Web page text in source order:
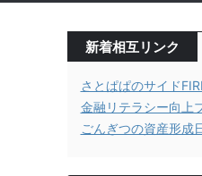
新着相互リンク
さとぱぱのサイド
金融リテラシー向上
ごんぎつの資産形成